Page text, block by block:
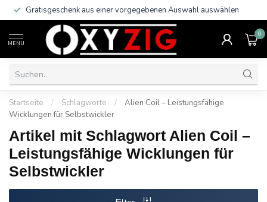
Gratisgeschenk aus einer vorgegebenen Auswahl auswählen
MENU
0
Startseite / Schlagworte /
Alien Coil – Leistungsfähige
Wicklungen für Selbstwickler
Artikel mit Schlagwort Alien Coil –
Leistungsfähige Wicklungen für
Selbstwickler